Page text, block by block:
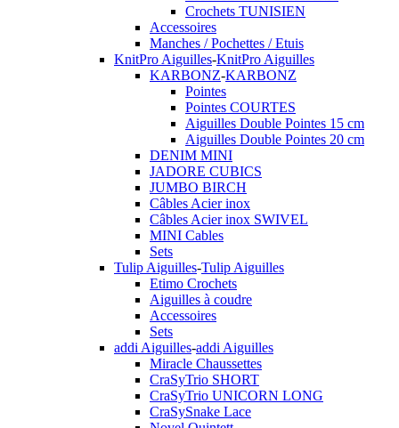
Crochets TUNISIEN
Accessoires
Manches / Pochettes / Etuis
KnitPro Aiguilles-KnitPro Aiguilles
KARBONZ-KARBONZ
Pointes
Pointes COURTES
Aiguilles Double Pointes 15 cm
Aiguilles Double Pointes 20 cm
DENIM MINI
JADORE CUBICS
JUMBO BIRCH
Câbles Acier inox
Câbles Acier inox SWIVEL
MINI Cables
Sets
Tulip Aiguilles-Tulip Aiguilles
Etimo Crochets
Aiguilles à coudre
Accessoires
Sets
addi Aiguilles-addi Aiguilles
Miracle Chaussettes
CraSyTrio SHORT
CraSyTrio UNICORN LONG
CraSySnake Lace